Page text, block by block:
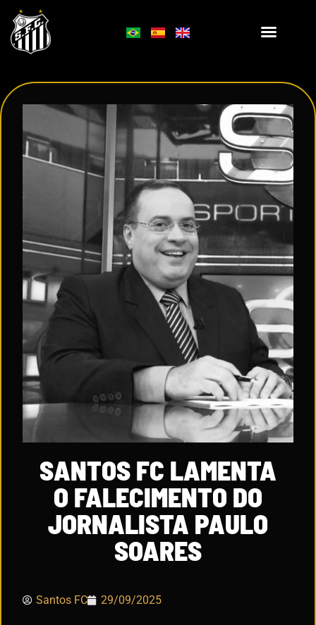
SANTOS FC LAMENTA
O FALECIMENTO DO
JORNALISTA PAULO
SOARES
Santos FC 29/09/2025